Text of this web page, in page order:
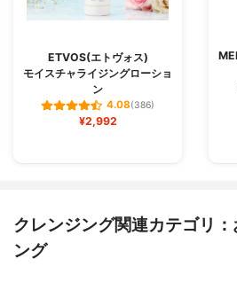
ETVOS(エトヴォス)
モイスチャライジングローショ
ン
4.08(386)
¥2,992
クレンジング関連カテゴリ
ング